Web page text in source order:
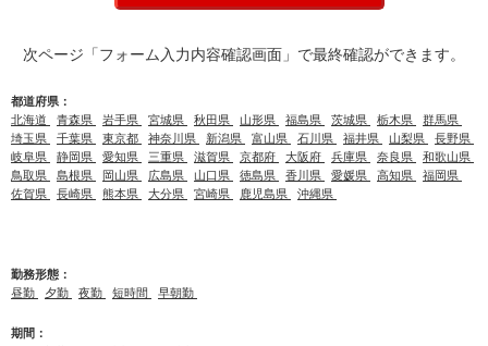
次ページ「フォーム入力内容確認画面」で最終確認ができます。
都道府県：
北海道
青森県 岩手県 宮城県 秋田県 山形県 福島県 茨城県 栃木県
群馬県
埼玉県
千葉県 東京都 神奈川県 新潟県 富山県 石川県 福井県 山梨県
長野県
岐阜県
静岡県 愛知県 三重県 滋賀県 京都府 大阪府 兵庫県 奈良県
和歌山県
鳥取県
島根県 岡山県 広島県 山口県 徳島県 香川県 愛媛県 高知県
福岡県
佐賀県
長崎県 熊本県 大分県 宮崎県 鹿児島県 沖縄県
勤務形態：
昼勤
夕勤 夜勤 短時間 早朝勤
期間：